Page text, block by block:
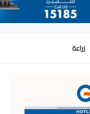
زراعة